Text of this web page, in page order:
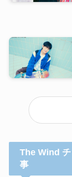
The Wind
事